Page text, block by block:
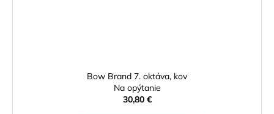
Bow Brand 7. oktáva, kov
Na opýtanie
30,80 €